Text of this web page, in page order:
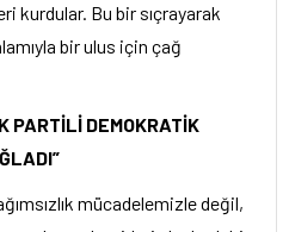
kurdular. Bu bir sıçrayarak
bir ulus için çağ
PARTİLİ DEMOKRATİK
mücadelemizle değil,